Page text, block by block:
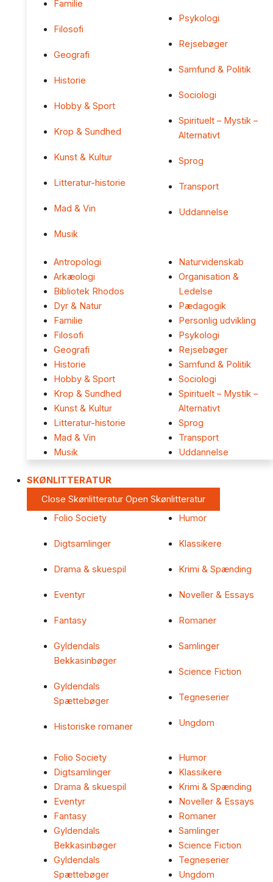
Familie
Filosofi
Geografi
Historie
Hobby & Sport
Krop & Sundhed
Kunst & Kultur
Litteratur-historie
Mad & Vin
Musik
Psykologi
Rejsebøger
Samfund & Politik
Sociologi
Spirituelt – Mystik –
Alternativt
Sprog
Transport
Uddannelse
Antropologi
Arkæologi
Bibliotek Rhodos
Dyr & Natur
Familie
Filosofi
Geografi
Historie
Hobby & Sport
Krop & Sundhed
Kunst & Kultur
Litteratur-historie
Mad & Vin
Musik
Naturvidenskab
Organisation &
Ledelse
Pædagogik
Personlig udvikling
Psykologi
Rejsebøger
Samfund & Politik
Sociologi
Spirituelt – Mystik –
Alternativt
Sprog
Transport
Uddannelse
SKØNLITTERATUR
Close Skønlitteratur Open Skønlitteratur
Folio Society
Digtsamlinger
Drama & skuespil
Eventyr
Fantasy
Gyldendals
Bekkasinbøger
Gyldendals
Spættebøger
Historiske romaner
Humor
Klassikere
Krimi & Spænding
Noveller & Essays
Romaner
Samlinger
Science Fiction
Tegneserier
Ungdom
Folio Society
Digtsamlinger
Drama & skuespil
Eventyr
Fantasy
Gyldendals
Bekkasinbøger
Gyldendals
Spættebøger
Humor
Klassikere
Krimi & Spænding
Noveller & Essays
Romaner
Samlinger
Science Fiction
Tegneserier
Ungdom